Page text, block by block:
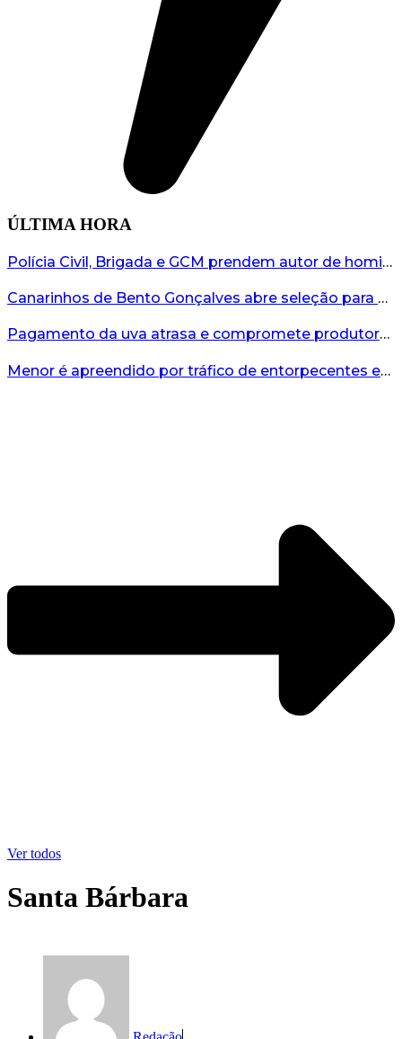
ÚLTIMA HORA
Polícia Civil, Brigada e GCM prendem autor de homicídio em Bento Gonçalves...
Canarinhos de Bento Gonçalves abre seleção para novos integrantes...
Pagamento da uva atrasa e compromete produtores...
Menor é apreendido por tráfico de entorpecentes em Veranópolis...
Ver todos
Santa Bárbara